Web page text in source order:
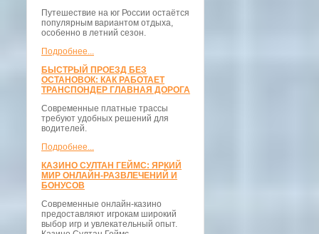
Путешествие на юг России остаётся
популярным вариантом отдыха,
особенно в летний сезон.
Подробнее...
БЫСТРЫЙ ПРОЕЗД БЕЗ
ОСТАНОВОК: КАК РАБОТАЕТ
ТРАНСПОНДЕР ГЛАВНАЯ ДОРОГА
Современные платные трассы
требуют удобных решений для
водителей.
Подробнее...
КАЗИНО СУЛТАН ГЕЙМС: ЯРКИЙ
МИР ОНЛАЙН-РАЗВЛЕЧЕНИЙ И
БОНУСОВ
Современные онлайн-казино
предоставляют игрокам широкий
выбор игр и увлекательный опыт.